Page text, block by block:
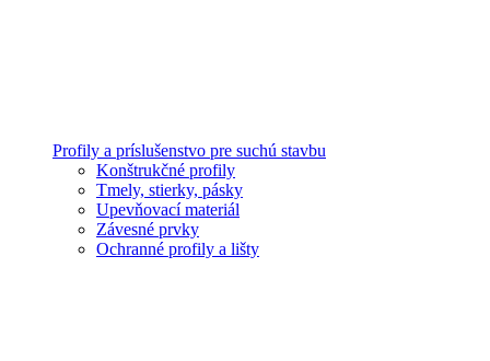
Profily a príslušenstvo pre suchú stavbu
Konštrukčné profily
Tmely, stierky, pásky
Upevňovací materiál
Závesné prvky
Ochranné profily a lišty